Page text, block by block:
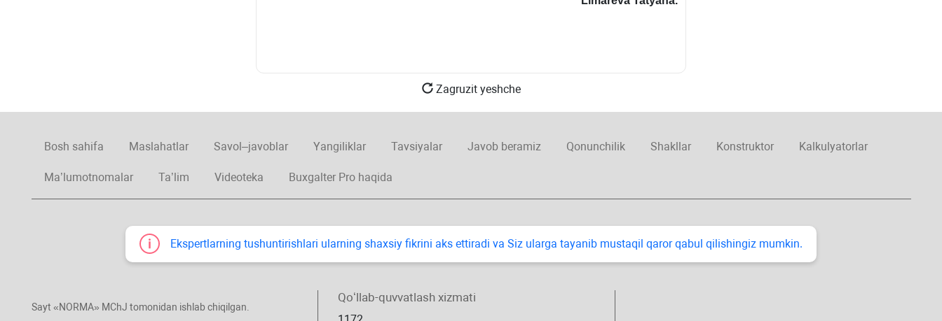
Zagruzit yeshche
Bosh sahifa Maslahatlar Savol–javoblar Yangiliklar Tavsiyalar Javob beramiz Qonunchilik Shakllar Konstruktor Kalkulyatorlar
Ma’lumotnomalar Ta’lim Videoteka Buxgalter Pro haqida
Ekspertlarning tushuntirishlari ularning shaхsiy fikrini aks ettiradi va Siz ularga tayanib mustaqil qaror qabul qilishingiz mumkin.
Sayt «NORMA» MChJ tomonidan ishlab chiqilgan.
Qoʻllab-quvvatlash хizmati